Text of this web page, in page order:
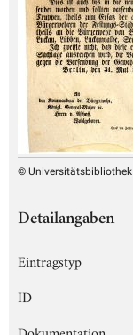
© Universitätsbibliothek
Detailangaben
Eintragstyp
ID